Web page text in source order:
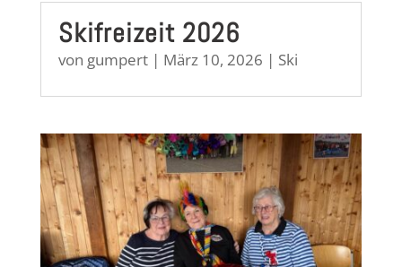
Skifreizeit 2026
von gumpert| März 10, 2026 | Ski